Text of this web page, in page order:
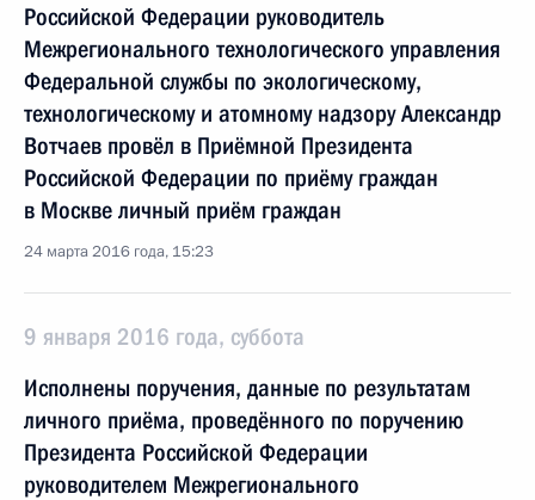
Российской Федерации руководитель
Межрегионального технологического управления
Федеральной службы по экологическому,
технологическому и атомному надзору Александр
Вотчаев провёл в Приёмной Президента
Российской Федерации по приёму граждан
в Москве личный приём граждан
24 марта 2016 года, 15:23
9 января 2016 года, суббота
Исполнены поручения, данные по результатам
личного приёма, проведённого по поручению
Президента Российской Федерации
руководителем Межрегионального